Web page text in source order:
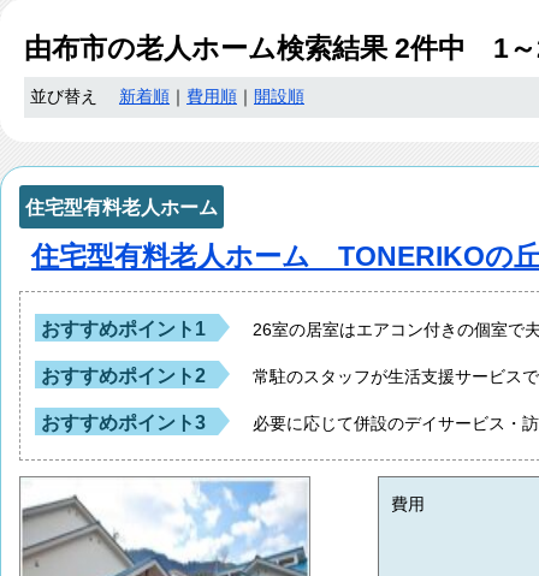
由布市の老人ホーム検索結果 2件中 1～
並び替え 新着順 費用順 開設順
住宅型有料老人ホーム
住宅型有料老人ホーム TONERIKOの
おすすめポイント1 26室の居室はエアコン付きの個室で
おすすめポイント2 常駐のスタッフが生活支援サービス
おすすめポイント3 必要に応じて併設のデイサービス・
費用